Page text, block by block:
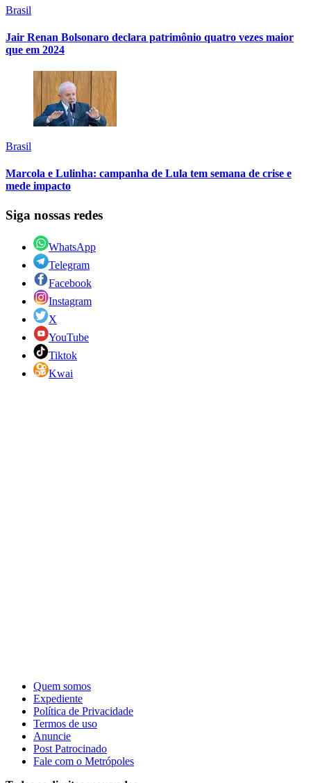
Brasil
Jair Renan Bolsonaro declara patrimônio quatro vezes maior
que em 2024
Brasil
Marcola e Lulinha: campanha de Lula tem semana de crise e
mede impacto
Siga nossas redes
WhatsApp
Telegram
Facebook
Instagram
X
YouTube
Tiktok
Kwai
Quem somos
Expediente
Política de Privacidade
Termos de uso
Anuncie
Post Patrocinado
Fale com o Metrópoles